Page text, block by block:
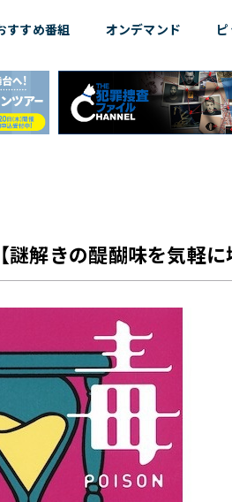
すすめ番組 オンデマンド
解きの醍醐味を気軽に